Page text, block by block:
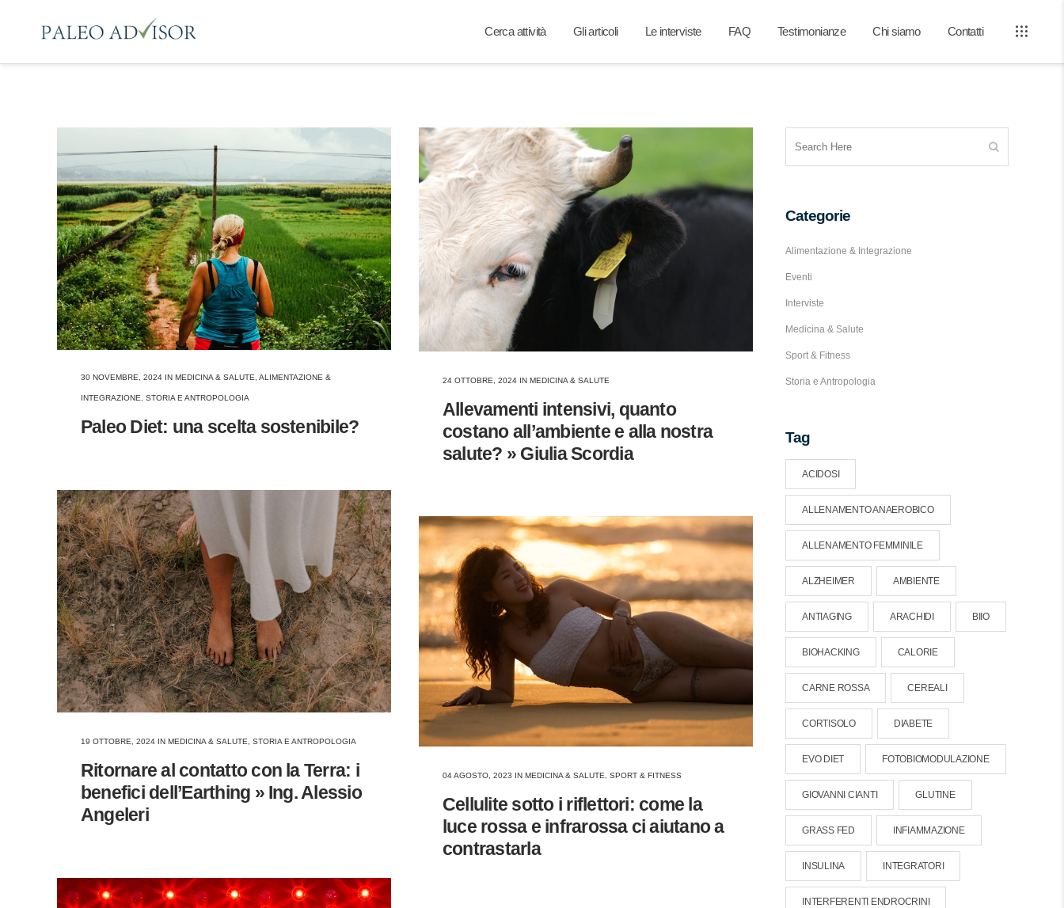
Cerca attività Gli articoli Le interviste FAQ Testimonianze Chi siamo Contatti
30 NOVEMBRE, 2024 IN MEDICINA & SALUTE, ALIMENTAZIONE &
INTEGRAZIONE, STORIA E ANTROPOLOGIA
Paleo Diet: una scelta sostenibile?
24 OTTOBRE, 2024 IN MEDICINA & SALUTE
Allevamenti intensivi, quanto
costano all’ambiente e alla nostra
salute? » Giulia Scordia
19 OTTOBRE, 2024 IN MEDICINA & SALUTE, STORIA E ANTROPOLOGIA
Ritornare al contatto con la Terra: i
benefici dell’Earthing » Ing. Alessio
Angeleri
04 AGOSTO, 2023 IN MEDICINA & SALUTE SPORT & FITNESS
Cellulite sotto i riflettori: come la
luce rossa e infrarossa ci aiutano a
contrastarla
Categorie
Alimentazione & Integrazione
Eventi
Interviste
Medicina & Salute
Sport & Fitness
Storia e Antropologia
Tag
ACIDOSI
ALLENAMENTO ANAEROBICO
ALLENAMENTO FEMMINILE
ALZHEIMER AMBIENTE
ANTIAGING ARACHIDI BIIO
BIOHACKING CALORIE
CARNE ROSSA CEREALI
CORTISOLO DIABETE
EVO DIET FOTOBIOMODULAZIONE
GIOVANNI CIANTI GLUTINE
GRASS FED INFIAMMAZIONE
INSULINA INTEGRATORI
INTERFERENTI ENDROCRINI